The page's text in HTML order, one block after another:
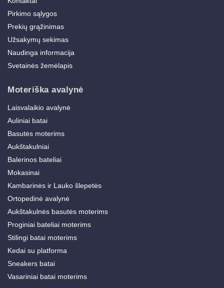
Pirkimo sąlygos
Prekių grąžinimas
Užsakymų sekimas
Naudinga informacija
Svetainės žemėlapis
Moteriška avalynė
Laisvalaikio avalynė
Auliniai batai
Basutės moterims
Aukštakulniai
Balerinos bateliai
Mokasinai
Kambarinės ir Lauko šlepetės
Ortopedinė avalynė
Aukštakulnės basutės moterims
Proginiai bateliai moterims
Stilingi batai moterims
Kedai su platforma
Sneakers batai
Vasariniai batai moterims